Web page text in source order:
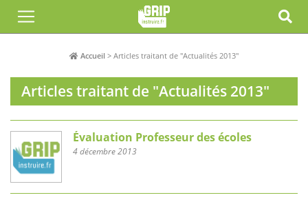
Accueil > Articles traitant de "Actualités 2013"
Articles traitant de "Actualités 2013"
Évaluation Professeur des écoles
4 décembre 2013